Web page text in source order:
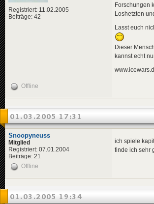
Registriert: 11.02.2005
Beiträge: 42
Forschungen
Loshetzten
Lasst euch
Dieser
kannst echt
Offline
01.03.2005 17:31
Snoopyneuss
Mitglied
Registriert: 07.01.2004
Beiträge: 21
ich spiele
finde ich sehr
Offline
01.03.2005 19:34